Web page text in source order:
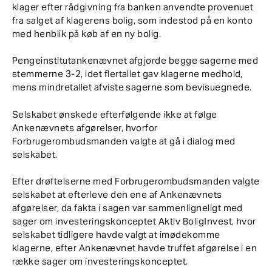
klager efter rådgivning fra banken anvendte provenuet
fra salget af klagerens bolig, som indestod på en konto
med henblik på køb af en ny bolig.
Pengeinstitutankenævnet afgjorde begge sagerne med
stemmerne 3-2, idet flertallet gav klagerne medhold,
mens mindretallet afviste sagerne som bevisuegnede.
Selskabet ønskede efterfølgende ikke at følge
Ankenævnets afgørelser, hvorfor
Forbrugerombudsmanden valgte at gå i dialog med
selskabet.
Efter drøftelserne med Forbrugerombudsmanden valgte
selskabet at efterleve den ene af Ankenævnets
afgørelser, da fakta i sagen var sammenligneligt med
sager om investeringskonceptet Aktiv BoligInvest, hvor
selskabet tidligere havde valgt at imødekomme
klagerne, efter Ankenævnet havde truffet afgørelse i en
række sager om investeringskonceptet.